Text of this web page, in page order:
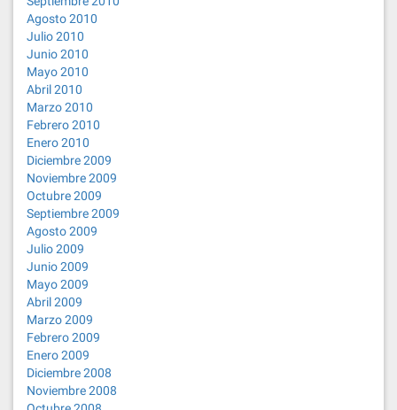
Agosto 2010
Julio 2010
Junio 2010
Mayo 2010
Abril 2010
Marzo 2010
Febrero 2010
Enero 2010
Diciembre 2009
Noviembre 2009
Octubre 2009
Septiembre 2009
Agosto 2009
Julio 2009
Junio 2009
Mayo 2009
Abril 2009
Marzo 2009
Febrero 2009
Enero 2009
Diciembre 2008
Noviembre 2008